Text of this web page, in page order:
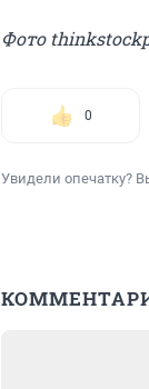
Фото
0
Увидели опечатку?